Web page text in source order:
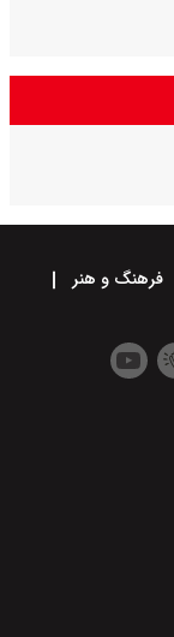
فرهنگ و هنر